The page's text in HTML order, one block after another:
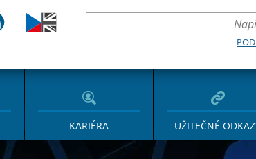
KARIÉRA UŽITEČNÉ